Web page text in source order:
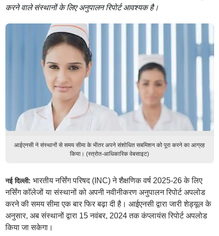
करने वाले संस्थानों के लिए अनुपालन रिपोर्ट आवश्यक है।
आईएनसी ने संस्थानों से समय सीमा के भीतर अपने संशोधित सबमिशन को पूरा करने का आग्रह
किया। (स्त्रोत-आधिकारिक वेबसाइट)
नई दिल्ली: भारतीय नर्सिंग परिषद (INC) ने शैक्षणिक वर्ष 2025-26 के लिए
नर्सिंग कॉलेजों या संस्थानों को अपनी नवीनीकरण अनुपालन रिपोर्ट अपलोड
करने की समय सीमा एक बार फिर बढ़ा दी है। आईएनसी द्वारा जारी शेड्यूल के
अनुसार, अब संस्थानों द्वारा 15 नवंबर, 2024 तक कंप्लायंस रिपोर्ट अपलोड
किया जा सकेगा।